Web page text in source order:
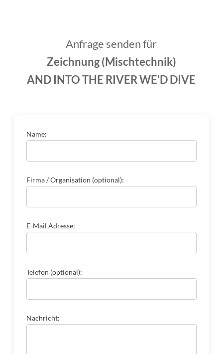
Anfrage senden für
Zeichnung (Mischtechnik)
AND INTO THE RIVER WE'D DIVE
Name:
Firma / Organisation (optional):
E-Mail Adresse:
Telefon (optional):
Nachricht: